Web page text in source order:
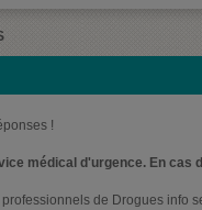
!
médical d'urgence. En cas
de Drogues info